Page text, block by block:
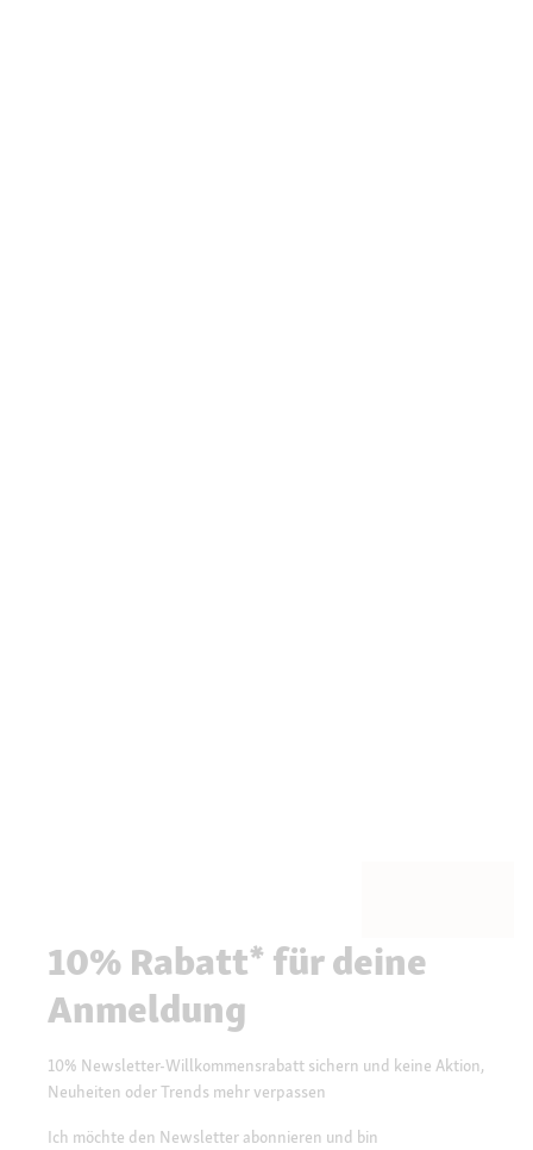
10% Rabatt* für deine
Anmeldung
10% Newsletter-Willkommensrabatt sichern und keine Aktion,
Neuheiten oder Trends mehr verpassen
Ich möchte den Newsletter abonnieren und bin